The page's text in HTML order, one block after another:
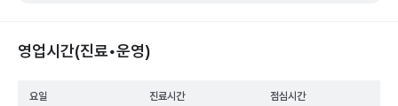
영업시간(진료•운영)
요일 진료시간 점심시간